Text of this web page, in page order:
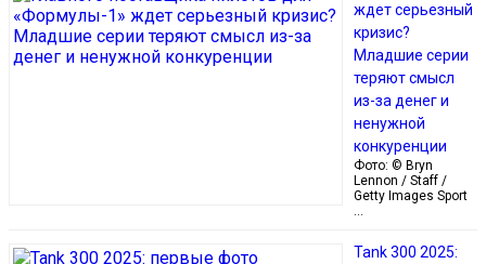
ждет серьезный
кризис?
Младшие серии
теряют смысл
из-за денег и
ненужной
конкуренции
Фото: © Bryn
Lennon / Staff /
Getty Images Sport
…
Tank 300 2025: